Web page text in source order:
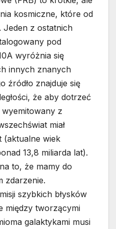
kosmiczne, które od
Jeden z ostatnich
pod
wyróżnia się
innych znanych
źródło znajduje się
że aby dotrzeć
z
miał
(aktualne wiek
13,8 miliarda lat).
to, że mamy do
zdarzenie.
szybkich błysków
między tworzącymi
galaktykami musi